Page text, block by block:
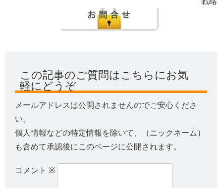
この記事のご質問はこちらにお気
軽にどうぞ
メールアドレスは公開されませんのでご安心くださ
い。
個人情報などの特定情報を除いて、（ニックネーム）
も含めて承認後にこのページに公開されます。
コメント ※